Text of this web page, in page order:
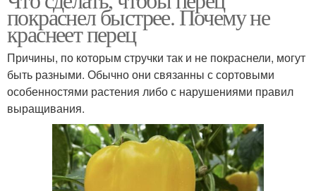
покраснел быстрее. Почему не
краснеет перец
Причины, по которым стручки так и не покраснели, могут
быть разными. Обычно они связанны с сортовыми
особенностями растения либо с нарушениями правил
выращивания.